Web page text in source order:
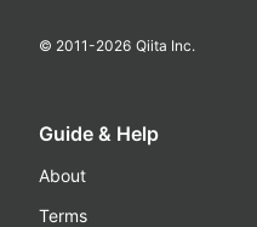
© 2011-2026 Qiita Inc.
Guide & Help
About
Terms